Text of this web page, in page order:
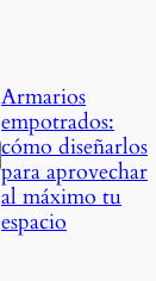
Armarios
empotrados:
cómo diseñarlos
para aprovechar
al máximo tu
espacio